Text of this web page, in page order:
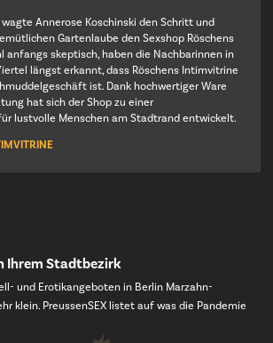
Annerose Koschinski den Schritt und
Gartenlaube den Sexshop Röschens
anfangs skeptisch, haben die Nachbarinnen in
längst erkannt, dass Röschens Intimvitrine
ist. Dank hochwertiger Ware
hat sich der Shop zu einer
lustvolle Menschen am Stadtrand entwickelt.
Ihrem Stadtbezirk
und Erotikangeboten in Berlin Marzahn-
klein. PreussenSEX listet auf was die Pandemie